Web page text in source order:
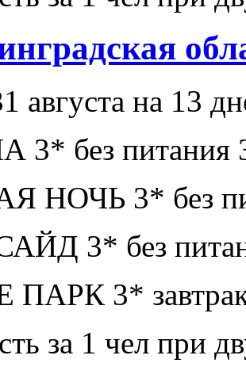
августа на 13
3* без питания
НОЧЬ 3* без
3* без
3*
за 1 чел при